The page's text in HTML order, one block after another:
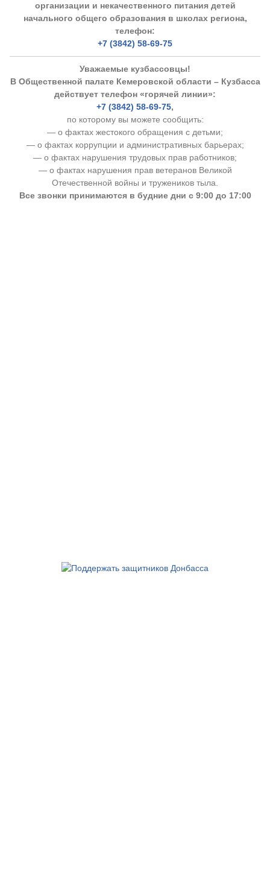
организации и некачественного питания детей
начального общего образования в школах региона,
телефон:
+7 (3842) 58-69-75
Уважаемые кузбассовцы!
В Общественной палате Кемеровской области – Кузбасса
действует телефон «горячей линии»:
+7 (3842) 58-69-75,
по которому вы можете сообщить:
— о фактах жестокого обращения с детьми;
— о фактах коррупции и административных барьерах;
— о фактах нарушения трудовых прав работников;
— о фактах нарушения прав ветеранов Великой
Отечественной войны и тружеников тыла.
Все звонки принимаются в будние дни с 9:00 до 17:00